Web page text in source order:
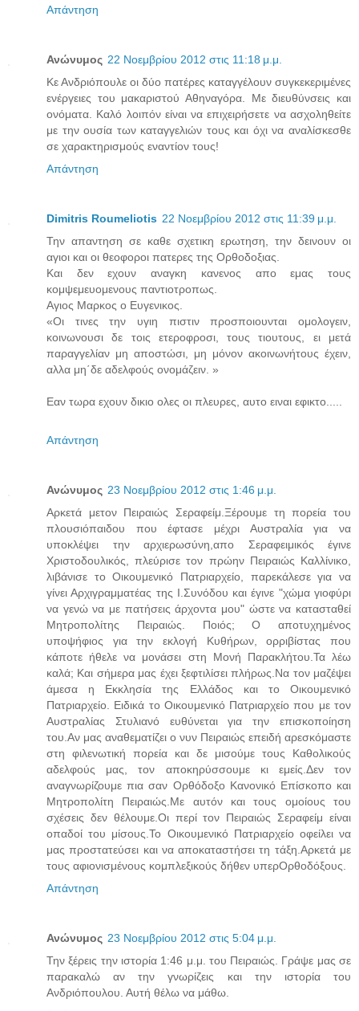
Απάντηση
Ανώνυμος 22 Νοεμβρίου 2012 στις 11:18 μ.μ.
Κε Ανδριόπουλε οι δύο πατέρες καταγγέλουν συγκεκεριμένες
ενέργειες του μακαριστού Αθηναγόρα. Με διευθύνσεις και
ονόματα. Καλό λοιπόν είναι να επιχειρήσετε να ασχοληθείτε
με την ουσία των καταγγελιών τους και όχι να αναλίσκεσθε
σε χαρακτηρισμούς εναντίον τους!
Απάντηση
Dimitris Roumeliotis 22 Νοεμβρίου 2012 στις 11:39 μ.μ.
Την απαντηση σε καθε σχετικη ερωτηση, την δεινουν οι
αγιοι και οι θεοφοροι πατερες της Ορθοδοξιας.
Και δεν εχουν αναγκη κανενος απο εμας τους
κομψεμευομενους παντιοτροπως.
Αγιος Μαρκος ο Ευγενικος.
«Οι τινες την υγιη πιστιν προσποιουνται ομολογειν,
κοινωνουσι δε τοις ετεροφροσι, τους τιουτους, ει μετά
παραγγελίαν μη αποστώσι, μη μόνον ακοινωνήτους έχειν,
αλλα μη΄δε αδελφούς ονομάζειν. »
Εαν τωρα εχουν δικιο ολες οι πλευρες, αυτο ειναι εφικτο.....
Απάντηση
Ανώνυμος 23 Νοεμβρίου 2012 στις 1:46 μ.μ.
Αρκετά μετον Πειραιώς Σεραφείμ.Ξέρουμε τη πορεία του
πλουσιόπαιδου που έφτασε μέχρι Αυστραλία για να
υποκλέψει την αρχιερωσύνη,απο Σεραφειμικός έγινε
Χριστοδουλικός, πλεύρισε τον πρώην Πειραιώς Καλλίνικο,
λιβάνισε το Οικουμενικό Πατριαρχείο, παρεκάλεσε για να
γίνει Αρχιγραμματέας της Ι.Συνόδου και έγινε "χώμα γιοφύρι
να γενώ να με πατήσεις άρχοντα μου" ώστε να κατασταθεί
Μητροπολίτης Πειραιώς. Ποιός; Ο αποτυχημένος
υποψήφιος για την εκλογή Κυθήρων, ορριβίστας που
κάποτε ήθελε να μονάσει στη Μονή Παρακλήτου.Τα λέω
καλά; Και σήμερα μας έχει ξεφτιλίσει πλήρως.Να τον μαζέψει
άμεσα η Εκκλησία της Ελλάδος και το Οικουμενικό
Πατριαρχείο. Ειδικά το Οικουμενικό Πατριαρχείο που με τον
Αυστραλίας Στυλιανό ευθύνεται για την επισκοποίηση
του.Αν μας αναθεματίζει ο νυν Πειραιώς επειδή αρεσκόμαστε
στη φιλενωτική πορεία και δε μισούμε τους Καθολικούς
αδελφούς μας, τον αποκηρύσσουμε κι εμείς.Δεν τον
αναγνωρίζουμε πια σαν Ορθόδοξο Κανονικό Επίσκοπο και
Μητροπολίτη Πειραιώς.Με αυτόν και τους ομοίους του
σχέσεις δεν θέλουμε.Οι περί τον Πειραιώς Σεραφείμ είναι
οπαδοί του μίσους.Το Οικουμενικό Πατριαρχείο οφείλει να
μας προστατεύσει και να αποκαταστήσει τη τάξη.Αρκετά με
τους αφιονισμένους κομπλεξικούς δήθεν υπερΟρθοδόξους.
Απάντηση
Ανώνυμος 23 Νοεμβρίου 2012 στις 5:04 μ.μ.
Την ξέρεις την ιστορία 1:46 μ.μ. του Πειραιώς. Γράψε μας σε
παρακαλώ αν την γνωρίζεις και την ιστορία του
Ανδριόπουλου. Αυτή θέλω να μάθω.